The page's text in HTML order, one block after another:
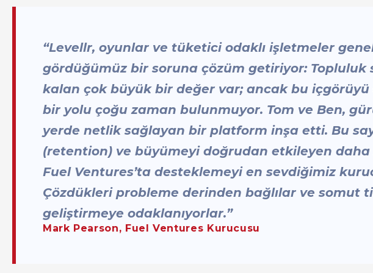
“Levellr, oyunlar ve tüketici odaklı işletmeler
gördüğümüz bir soruna çözüm getiriyor:
kalan çok büyük bir değer var; ancak bu
bir yolu çoğu zaman bulunmuyor. Tom ve Ben,
yerde netlik sağlayan bir platform inşa etti. Bu
(retention) ve büyümeyi doğrudan etkileyen
Fuel Ventures’ta desteklemeyi en sevdiğimiz
Çözdükleri probleme derinden bağlılar ve
geliştirmeye odaklanıyorlar.”
Mark Pearson, Fuel Ventures Kurucusu